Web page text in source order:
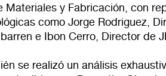
Materiales y Fabricación, con
como Jorge Rodriguez,
e Ibon Cerro, Director de
se realizó un análisis